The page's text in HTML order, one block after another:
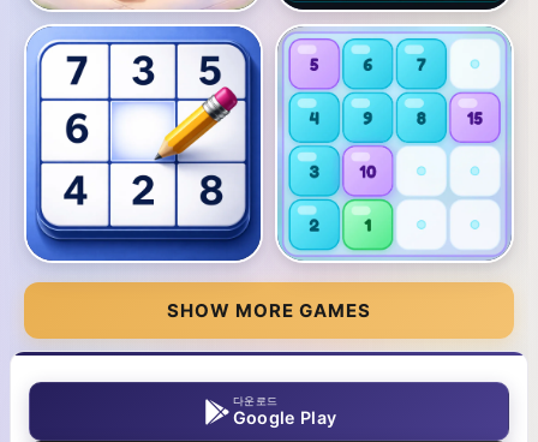
SHOW MORE GAMES
다운로드
Google Play